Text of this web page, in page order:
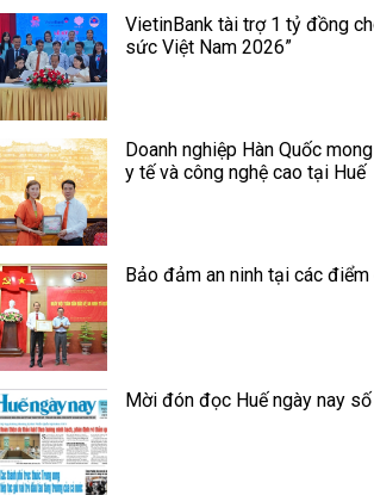
VietinBank tài trợ 1 tỷ đồng
sức Việt Nam 2026”
Doanh nghiệp Hàn Quốc
y tế và công nghệ cao tại Huế
Bảo đảm an ninh tại các
Mời đón đọc Huế ngày nay